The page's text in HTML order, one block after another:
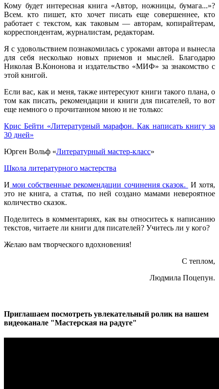
Кому будет интересная книга «Автор, ножницы, бумага...»?
Всем. кто пишет, кто хочет писать еще совершеннее, кто
работает с текстом, как таковым — авторам, копирайтерам,
корреспондентам, журналистам, редакторам.
Я с удовольствием познакомилась с уроками автора и вынесла
для себя несколько новых приемов и мыслей. Благодарю
Николая В.Кононова и издательство «МИФ» за знакомство с
этой книгой.
Если вас, как и меня, также интересуют книги такого плана, о
том как писать, рекомендации и книги для писателей, то вот
еще немного о прочитанном мною и не только:
Крис Бейти «Литературный марафон. Как написать книгу за
30 дней»
Юрген Вольф «Литературный мастер-класс»
Школа литературного мастерства
И мои собственные рекомендации сочинения сказок.
И хотя,
это не книга, а статья, по ней создано мамами невероятное
количество сказок.
Поделитесь в комментариях, как вы относитесь к написанию
текстов, читаете ли книги для писателей? Учитесь ли у кого?
Желаю вам творческого вдохновения!
С теплом,
Людмила Поцепун.
Приглашаем посмотреть увлекательный ролик на нашем
видеоканале "Мастерская на радуге"